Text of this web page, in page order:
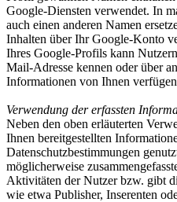
Google-Diensten verwendet. In
auch einen anderen Namen
Inhalten über Ihr Google-Konto
Ihres Google-Profils kann
Mail-Adresse kennen oder über
Informationen von Ihnen
Verwendung der erfassten
Neben den oben erläuterten
Ihnen bereitgestellten
Datenschutzbestimmungen
möglicherweise
Aktivitäten der Nutzer bzw. gibt
wie etwa Publisher, Inserenten